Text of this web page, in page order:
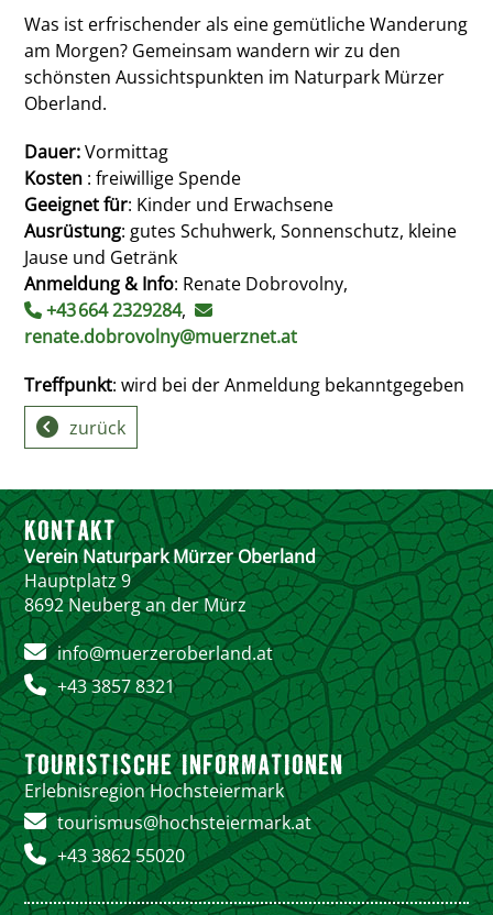
Was ist erfrischender als eine gemütliche Wanderung
am Morgen? Gemeinsam wandern wir zu den
schönsten Aussichtspunkten im Naturpark Mürzer
Oberland.
Dauer:Vormittag
Kosten : freiwillige Spende
Geeignet für: Kinder und Erwachsene
Ausrüstung: gutes Schuhwerk, Sonnenschutz, kleine
Jause und Getränk
Anmeldung & Info: Renate Dobrovolny,
+43 664 2329284,
renate.dobrovolny@muerznet.at
Treffpunkt: wird bei der Anmeldung bekanntgegeben
zurück
KONTAKT
Verein Naturpark Mürzer Oberland
Hauptplatz 9
8692 Neuberg an der Mürz
info@muerzeroberland.at
+43 3857 8321
TOURISTISCHE INFORMATIONEN
Erlebnisregion Hochsteiermark
tourismus@hochsteiermark.at
+43 3862 55020